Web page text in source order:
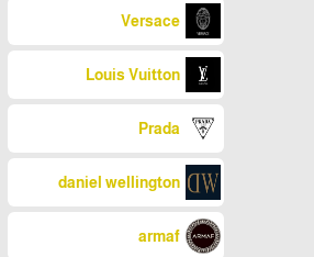
Versace
Louis Vuitton
Prada
daniel wellington
armaf